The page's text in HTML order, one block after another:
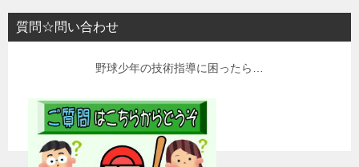
質問☆問い合わせ
野球少年の技術指導に困ったら…